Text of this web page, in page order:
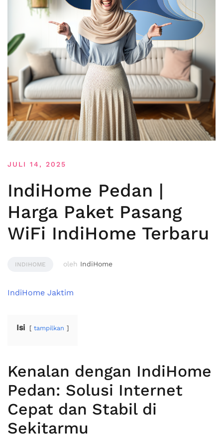
JULI 14, 2025
IndiHome Pedan |
Harga Paket Pasang
WiFi IndiHome Terbaru
INDIHOME oleh IndiHome
IndiHome Jaktim
Isi tampilkan
Kenalan dengan IndiHome
Pedan: Solusi Internet
Cepat dan Stabil di
Sekitarmu